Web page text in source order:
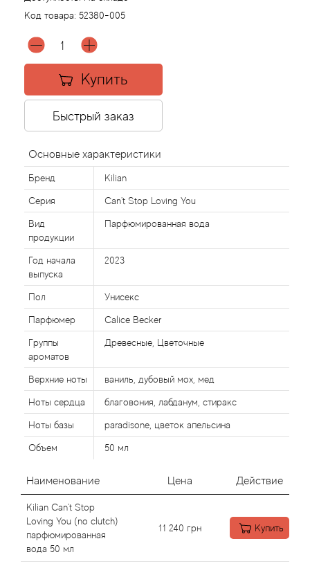
Код товара: 52380-005
Купить
Быстрый заказ
Основные характеристики
Бренд Kilian
Серия Can't Stop Loving You
Вид
продукции
Парфюмированная вода
Год начала
выпуска
2023
Пол Унисекс
Парфюмер Calice Becker
Группы
ароматов
Древесные, Цветочные
Верхние ноты ваниль, дубовый мох, мед
Ноты сердца благовония, лабданум, стиракс
Ноты базы paradisone, цветок апельсина
Объем 50 мл
Наименование Цена Действие
Kilian Can't Stop
Loving You (no clutch)
парфюмированная
вода 50 мл
11 240 грн Купить
Agonist
Aigner
Aj Arabia (Widian)
Al Haramain
Al Jazeera
Alaia Paris
Alexander McQueen
Alexandre Barthet
Alexandre J
Alfred Dunhill
Alyson Oldoini
Alyssa Ashley
American Crew
Amouage
Amouroud